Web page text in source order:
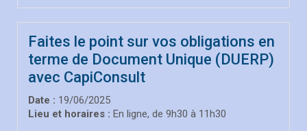
Faites le point sur vos obligations en
terme de Document Unique (DUERP)
avec CapiConsult
Date : 19/06/2025
Lieu et horaires : En ligne, de 9h30 à 11h30